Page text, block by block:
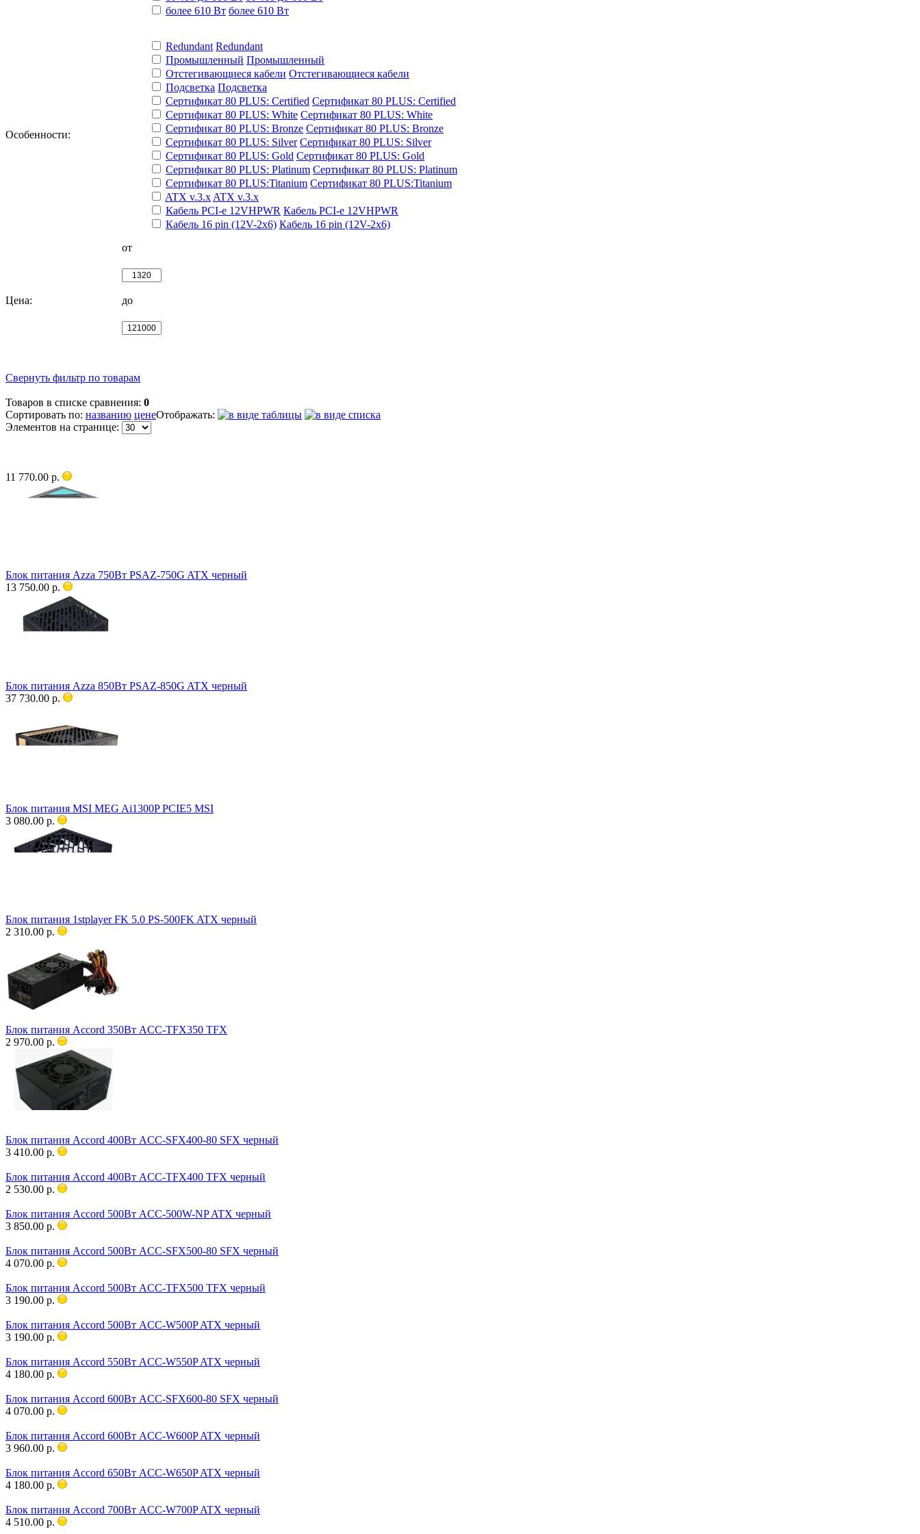
более 610 Вт более 610 Вт
Особенности:
Redundant Redundant
Промышленный Промышленный
Отстегивающиеся кабели Отстегивающиеся кабели
Подсветка Подсветка
Сертификат 80 PLUS: Certified Сертификат 80 PLUS: Certified
Сертификат 80 PLUS: White Сертификат 80 PLUS: White
Сертификат 80 PLUS: Bronze Сертификат 80 PLUS: Bronze
Сертификат 80 PLUS: Silver Сертификат 80 PLUS: Silver
Сертификат 80 PLUS: Gold Сертификат 80 PLUS: Gold
Сертификат 80 PLUS: Platinum Сертификат 80 PLUS: Platinum
Сертификат 80 PLUS:Titanium Сертификат 80 PLUS:Titanium
ATX v.3.x ATX v.3.x
Кабель PCI-e 12VHPWR Кабель PCI-e 12VHPWR
Кабель 16 pin (12V-2x6) Кабель 16 pin (12V-2x6)
Цена:
от
до
Свернуть фильтр по товарам
Товаров в списке сравнения: 0
Сортировать по: названию ценеОтображать:
Элементов на странице:
11 770.00 р.
Блок питания Azza 750Вт PSAZ-750G ATX черный
13 750.00 р.
Блок питания Azza 850Вт PSAZ-850G ATX черный
37 730.00 р.
Блок питания MSI MEG Ai1300P PCIE5 MSI
3 080.00 р.
Блок питания 1stplayer FK 5.0 PS-500FK ATX черный
2 310.00 р.
Блок питания Accord 350Вт ACC-TFX350 TFX
2 970.00 р.
Блок питания Accord 400Вт ACC-SFX400-80 SFX черный
3 410.00 р.
Блок питания Accord 400Вт ACC-TFX400 TFX черный
2 530.00 р.
Блок питания Accord 500Вт ACC-500W-NP ATX черный
3 850.00 р.
Блок питания Accord 500Вт ACC-SFX500-80 SFX черный
4 070.00 р.
Блок питания Accord 500Вт ACC-TFX500 TFX черный
3 190.00 р.
Блок питания Accord 500Вт ACC-W500P ATX черный
3 190.00 р.
Блок питания Accord 550Вт ACC-W550P ATX черный
4 180.00 р.
Блок питания Accord 600Вт ACC-SFX600-80 SFX черный
4 070.00 р.
Блок питания Accord 600Вт ACC-W600P ATX черный
3 960.00 р.
Блок питания Accord 650Вт ACC-W650P ATX черный
4 180.00 р.
Блок питания Accord 700Вт ACC-W700P ATX черный
4 510.00 р.